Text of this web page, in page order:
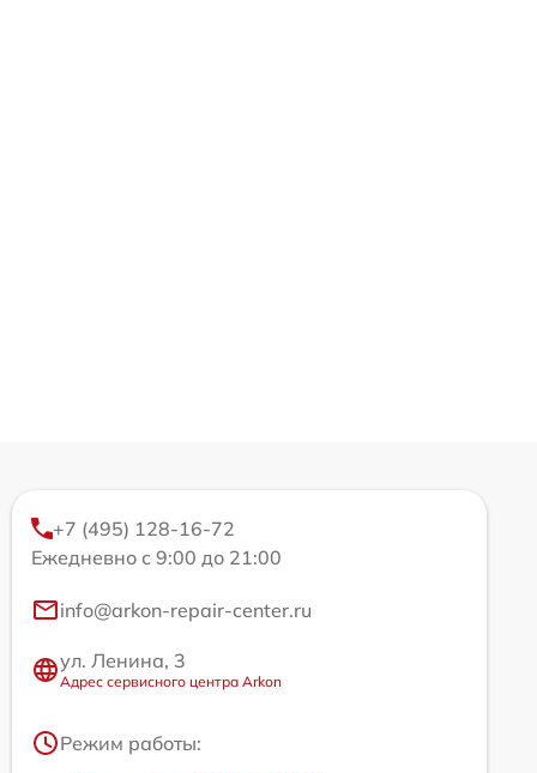
+7 (495) 128-16-72
Ежедневно с 9:00 до 21:00
info@arkon-repair-center.ru
ул. Ленина, 3
Адрес сервисного центра Arkon
Режим работы: